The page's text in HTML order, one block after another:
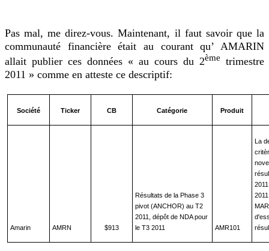
Pas mal, me direz-vous. Maintenant, il faut savoir que la
communauté financière était au courant qu’ AMARIN
allait publier ces données « au cours du 2ème
trimestre
2011 » comme en atteste ce descriptif:
Société Ticker CB Catégorie Produit
Amarin AMRN $913
Résultats de la Phase 3
pivot (ANCHOR) au T2
2011, dépôt de NDA pour
le T3 2011
AMR101
La